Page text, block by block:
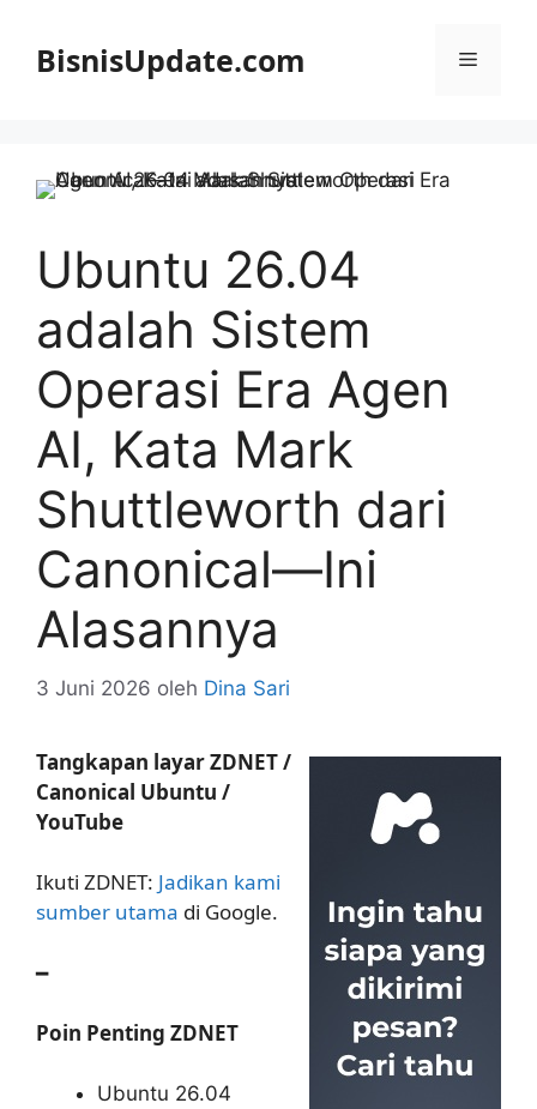
BisnisUpdate.com Menu
Ubuntu 26.04
adalah Sistem
Operasi Era Agen
AI, Kata Mark
Shuttleworth dari
Canonical—Ini
Alasannya
3 Juni 2026 oleh Dina Sari
Tangkapan layar ZDNET /
Canonical Ubuntu /
YouTube
Ikuti ZDNET: Jadikan kami
sumber utama di Google.
━
Poin Penting ZDNET
Ubuntu 26.04